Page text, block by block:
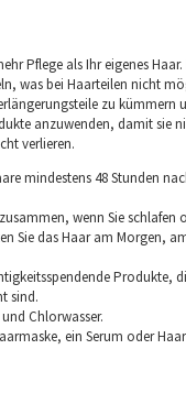
Pflege als Ihr eigenes
was bei Haarteilen nicht
zu kümmern
anzuwenden, damit sie
verlieren.
mindestens 48 Stunden
wenn Sie schlafen
Sie das Haar am Morgen,
Produkte,
sind.
Chlorwasser.
ein Serum oder